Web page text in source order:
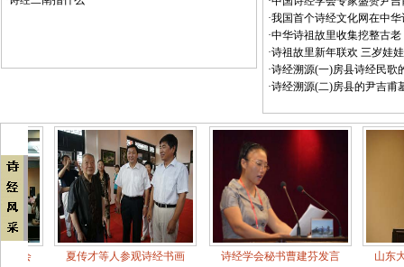
·我国首个诗经文化网在中
·中华诗祖故里收集挖整古
·诗祖故里新年联欢 三岁娃
·诗经溯源(一)房县诗经民歌
·诗经溯源(二)房县的尹吉甫
夏传才等人参观诗经书画 诗经学会秘书曹建芬发言 山东大学王洲明